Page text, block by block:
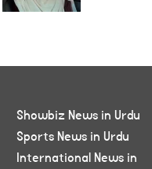
Showbiz News in Urdu
Sports News in Urdu
International News in